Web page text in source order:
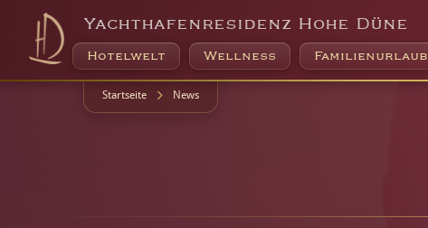
Yachthafenresidenz Hohe Düne
Hotelwelt Wellness Familienurlaub
Startseite News